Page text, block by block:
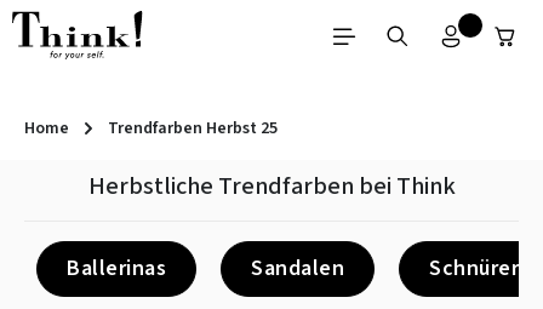
Zum Hauptinhalt springen
Home Trendfarben Herbst 25
Herbstliche Trendfarben bei Think
Ballerinas Sandalen Schnürer